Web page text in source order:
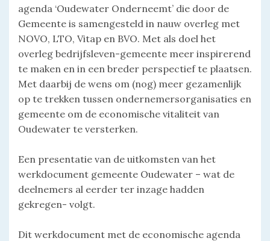
agenda ‘Oudewater Onderneemt’ die door de
Gemeente is samengesteld in nauw overleg met
NOVO, LTO, Vitap en BVO. Met als doel het
overleg bedrijfsleven-gemeente meer inspirerend
te maken en in een breder perspectief te plaatsen.
Met daarbij de wens om (nog) meer gezamenlijk
op te trekken tussen ondernemersorganisaties en
gemeente om de economische vitaliteit van
Oudewater te versterken.
Een presentatie van de uitkomsten van het
werkdocument gemeente Oudewater – wat de
deelnemers al eerder ter inzage hadden
gekregen- volgt.
Dit werkdocument met de economische agenda